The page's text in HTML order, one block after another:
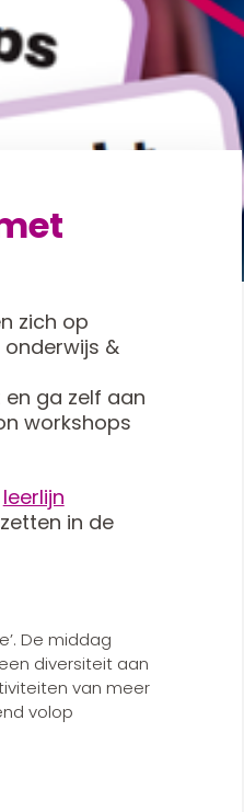
zich op
&
ga zelf aan
workshops
leerlijn
in de
De middag
diversiteit aan
van meer
volop